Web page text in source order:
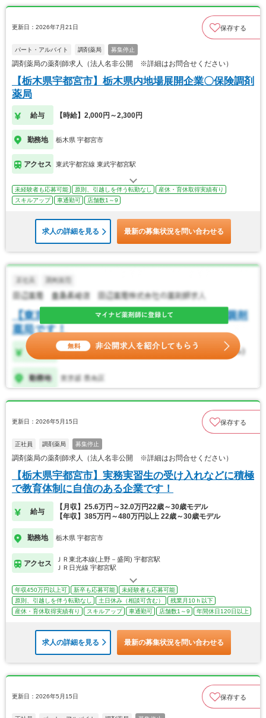
更新日：2026年7月21日 保存する
パート・アルバイト 調剤薬局 募集停止
調剤薬局の薬剤師求人（法人名非公開 ※詳細はお問合せください）
【栃木県宇都宮市】栃木県内地場展開企業〇保険調剤
薬局
給与 【時給】2,000円～2,300円
勤務地 栃木県 宇都宮市
アクセス 東武宇都宮線 東武宇都宮駅
未経験者も応募可能 原則、引越しを伴う転勤なし
産休・育休取得実績有り
スキルアップ
車通勤可 店舗数1～9
求人の詳細を見る 最新の募集状況を問い合わせる
更新日：2026年5月15日 保存する
正社員 調剤薬局 募集停止
調剤薬局の薬剤師求人（法人名非公開 ※詳細はお問合せください）
【栃木県宇都宮市】実務実習生の受け入れなどに積極
で教育体制に自信のある企業です！
給与
【月収】25.6万円～32.0万円22歳～30歳モデル
【年収】385万円～480万円以上 22歳～30歳モデル
勤務地 栃木県 宇都宮市
アクセス
ＪＲ東北本線(上野－盛岡) 宇都宮駅
ＪＲ日光線 宇都宮駅
年収450万円以上可 新卒も応募可能
未経験者も応募可能
原則、引越しを伴う転勤なし
土日休み（相談可含む）
残業月10ｈ以下
産休・育休取得実績有り
スキルアップ 車通勤可 店舗数1～9 年間休日120日以上
求人の詳細を見る 最新の募集状況を問い合わせる
更新日：2026年5月15日 保存する